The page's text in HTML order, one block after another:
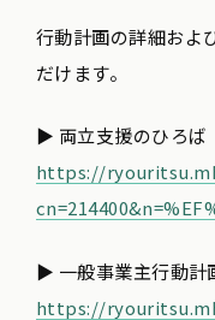
行動計画の詳細およ
だけます。
▶ 両立支援のひろば
https://
▶ 一般事業主行動計
https://